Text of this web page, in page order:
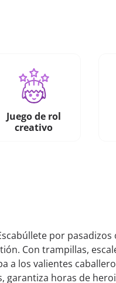
Juego de rol
creativo
por
Con trampillas,
a los valientes
garantiza horas de